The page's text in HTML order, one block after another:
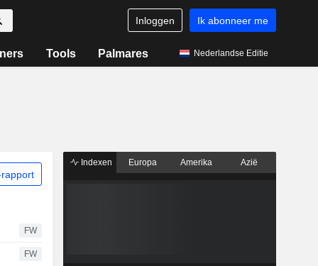
Inloggen Ik abonneer me
Tools Palmares Nederlandse Editie
FW
FW
Indexen Europa Amerika Azië